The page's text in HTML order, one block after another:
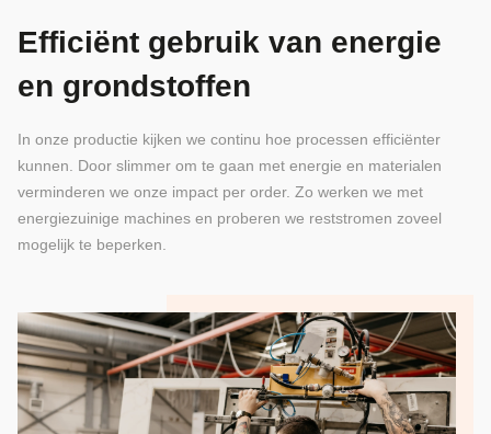
Efficiënt gebruik van energie
en grondstoffen
In onze productie kijken we continu hoe processen efficiënter
kunnen. Door slimmer om te gaan met energie en materialen
verminderen we onze impact per order. Zo werken we met
energiezuinige machines en proberen we reststromen zoveel
mogelijk te beperken.